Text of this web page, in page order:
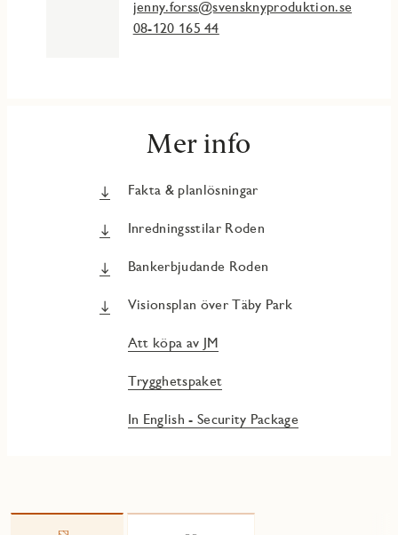
jenny.forss@svensknyproduktion.se
08-120 165 44
Mer info
Fakta & planlösningar
Inredningsstilar Roden
Bankerbjudande Roden
Visionsplan över Täby Park
Att köpa av JM
Trygghetspaket
In English - Security Package